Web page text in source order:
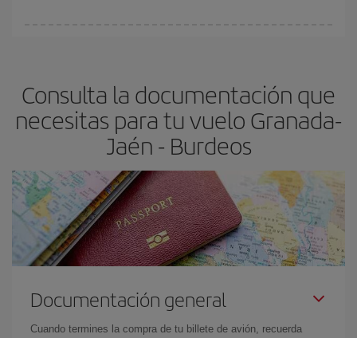
Consulta la documentación que
necesitas para tu vuelo Granada-
Jaén - Burdeos
Documentación general
Cuando termines la compra de tu billete de avión, recuerda